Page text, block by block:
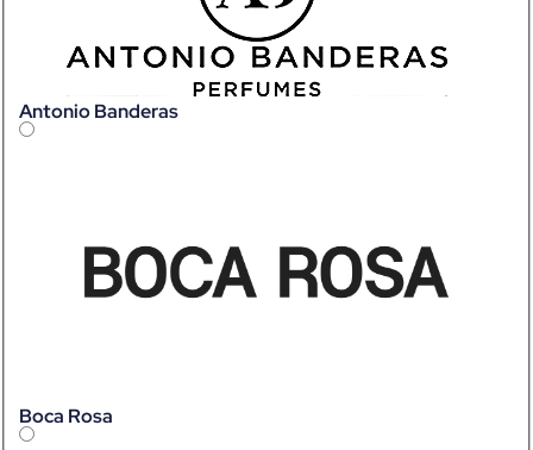
Antonio Banderas
Boca Rosa